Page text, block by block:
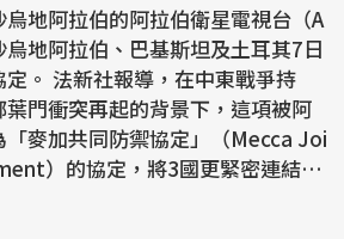
地阿拉伯的阿拉伯衛星電視台（A
地阿拉伯、巴基斯坦及土耳其7日
東戰爭持
門衝突再起的背景下，這項被阿
「麥加共同防禦協定」（Mecca Joi
）的協定，將3國更緊密連結在